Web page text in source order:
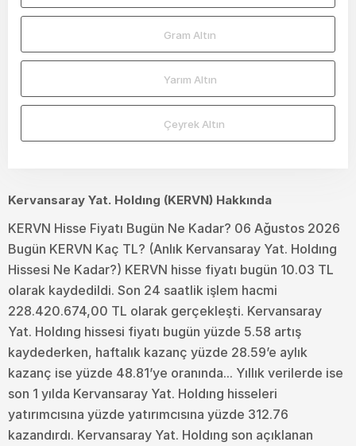
Gram Altın
Yarım Altın
Çeyrek Altın
Kervansaray Yat. Holdıng (KERVN) Hakkında
KERVN Hisse Fiyatı Bugün Ne Kadar? 06 Ağustos 2026
Bugün KERVN Kaç TL? (Anlık Kervansaray Yat. Holdıng
Hissesi Ne Kadar?) KERVN hisse fiyatı bugün 10.03 TL
olarak kaydedildi. Son 24 saatlik işlem hacmi
228.420.674,00 TL olarak gerçekleşti. Kervansaray
Yat. Holdıng hissesi fiyatı bugün yüzde 5.58 artış
kaydederken, haftalık kazanç yüzde 28.59’e aylık
kazanç ise yüzde 48.81’ye oranında... Yıllık verilerde ise
son 1 yılda Kervansaray Yat. Holdıng hisseleri
yatırımcısına yüzde yatırımcısına yüzde 312.76
kazandırdı. Kervansaray Yat. Holdıng son açıklanan